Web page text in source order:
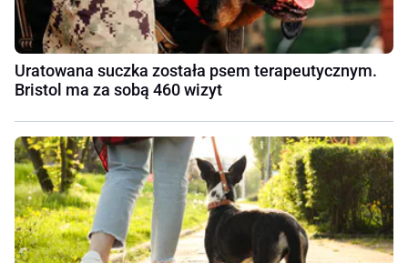
Uratowana suczka została psem terapeutycznym.
Bristol ma za sobą 460 wizyt